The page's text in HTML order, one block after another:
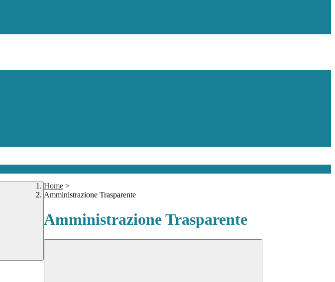
Home >
Amministrazione Trasparente
Amministrazione Trasparente